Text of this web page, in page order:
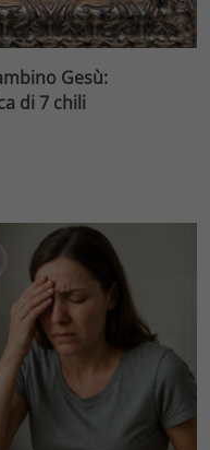
Gesù:
di 7 chili